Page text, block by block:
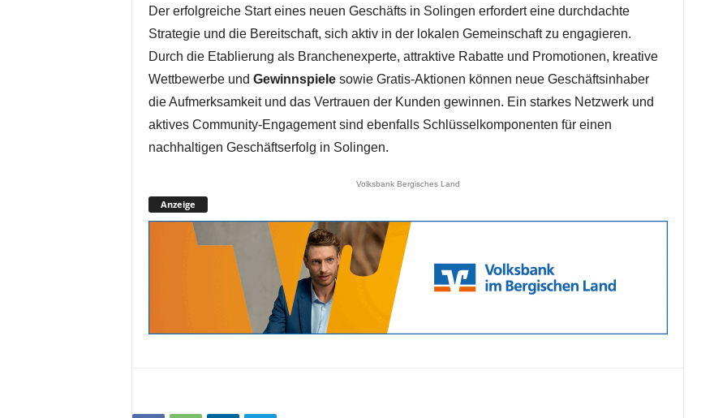
Der erfolgreiche Start eines neuen Geschäfts in Solingen erfordert eine durchdachte
Strategie und die Bereitschaft, sich aktiv in der lokalen Gemeinschaft zu engagieren.
Durch die Etablierung als Branchenexperte, attraktive Rabatte und Promotionen, kreative
Wettbewerbe und Gewinnspielesowie Gratis-Aktionen können neue Geschäftsinhaber
die Aufmerksamkeit und das Vertrauen der Kunden gewinnen. Ein starkes Netzwerk und
aktives Community-Engagement sind ebenfalls Schlüsselkomponenten für einen
nachhaltigen Geschäftserfolg in Solingen.
Volksbank Bergisches Land
Anzeige